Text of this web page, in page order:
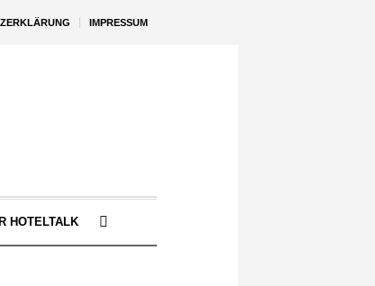
IMPRESSUM
HOTELTALK